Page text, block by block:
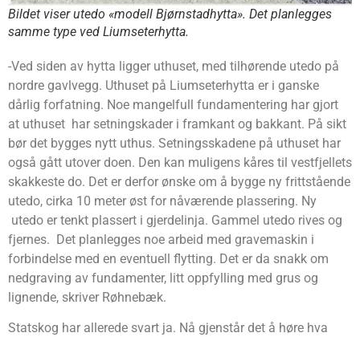
Bildet viser utedo «modell Bjørnstadhytta». Det planlegges
samme type ved Liumseterhytta.
-Ved siden av hytta ligger uthuset, med tilhørende utedo på
nordre gavlvegg. Uthuset på Liumseterhytta er i ganske
dårlig forfatning. Noe mangelfull fundamentering har gjort
at uthuset har setningskader i framkant og bakkant. På sikt
bør det bygges nytt uthus. Setningsskadene på uthuset har
også gått utover doen. Den kan muligens kåres til vestfjellets
skakkeste do. Det er derfor ønske om å bygge ny frittstående
utedo, cirka 10 meter øst for nåværende plassering. Ny
utedo er tenkt plassert i gjerdelinja. Gammel utedo rives og
fjernes. Det planlegges noe arbeid med gravemaskin i
forbindelse med en eventuell flytting. Det er da snakk om
nedgraving av fundamenter, litt oppfylling med grus og
lignende, skriver Røhnebæk.
Statskog har allerede svart ja. Nå gjenstår det å høre hva